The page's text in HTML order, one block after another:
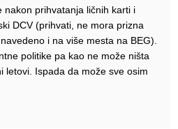
nakon prihvatanja ličnih karti i
DCV (prihvati, ne mora prizna
i na više mesta na BEG).
politike pa kao ne može ništa
letovi. Ispada da može sve osim